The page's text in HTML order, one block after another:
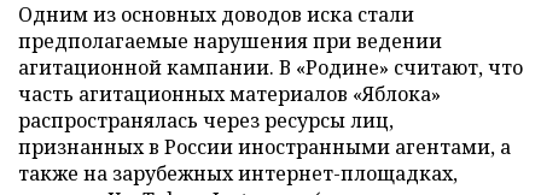
Одним из основных доводов иска стали
предполагаемые нарушения при ведении
агитационной кампании. В «Родине» считают, что
часть агитационных материалов «Яблока»
распространялась через ресурсы лиц,
признанных в России иностранными агентами, а
также на зарубежных интернет-площадках,